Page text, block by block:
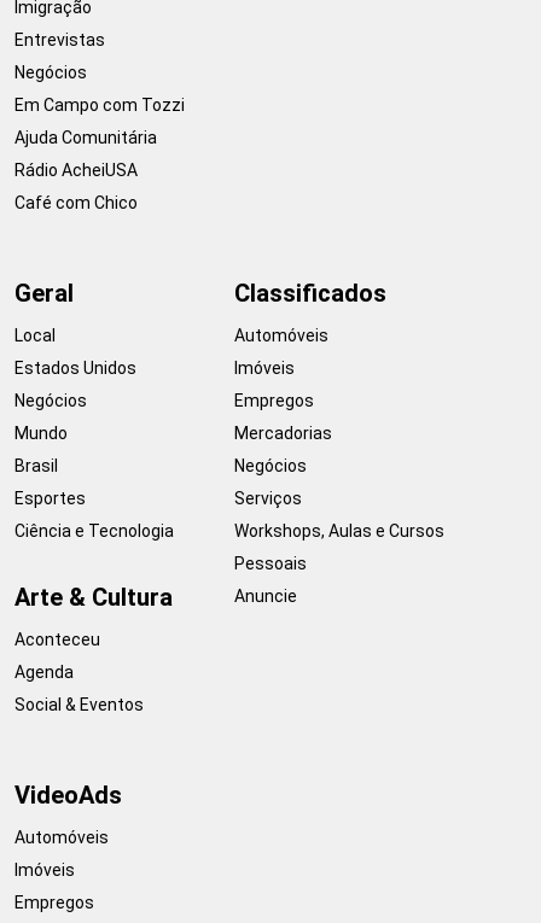
Imigração
Entrevistas
Negócios
Em Campo com Tozzi
Ajuda Comunitária
Rádio AcheiUSA
Café com Chico
Geral
Local
Estados Unidos
Negócios
Mundo
Brasil
Esportes
Ciência e Tecnologia
Arte & Cultura
Aconteceu
Agenda
Social & Eventos
Classificados
Automóveis
Imóveis
Empregos
Mercadorias
Negócios
Serviços
Workshops, Aulas e Cursos
Pessoais
Anuncie
VideoAds
Automóveis
Imóveis
Empregos